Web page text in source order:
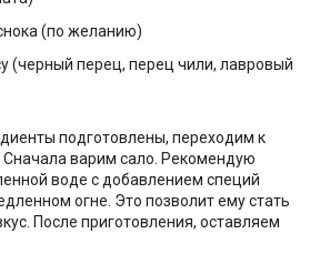
(по желанию)
(черный перец, перец чили, лавровый
подготовлены, переходим к
Сначала варим сало. Рекомендую
воде с добавлением специй
огне. Это позволит ему стать
После приготовления, оставляем